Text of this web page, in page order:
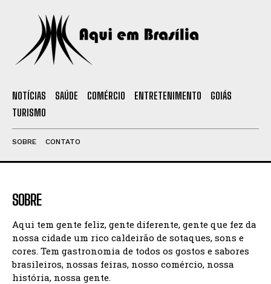
NOTÍCIAS SAÚDE COMÉRCIO ENTRETENIMENTO
GOIÁS
TURISMO
SOBRE CONTATO
SOBRE
Aqui tem gente feliz, gente diferente, gente que fez da
nossa cidade um rico caldeirão de sotaques, sons e
cores. Tem gastronomia de todos os gostos e sabores
brasileiros, nossas feiras, nosso comércio, nossa
história, nossa gente.